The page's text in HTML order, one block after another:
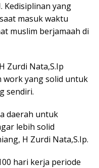
Kedisiplinan yang
masuk waktu
muslim berjamaah di
Zurdi Nata,S.Ip
work yang solid untuk
sendiri.
daerah untuk
lebih solid
H Zurdi Nata,S.Ip.
hari kerja periode